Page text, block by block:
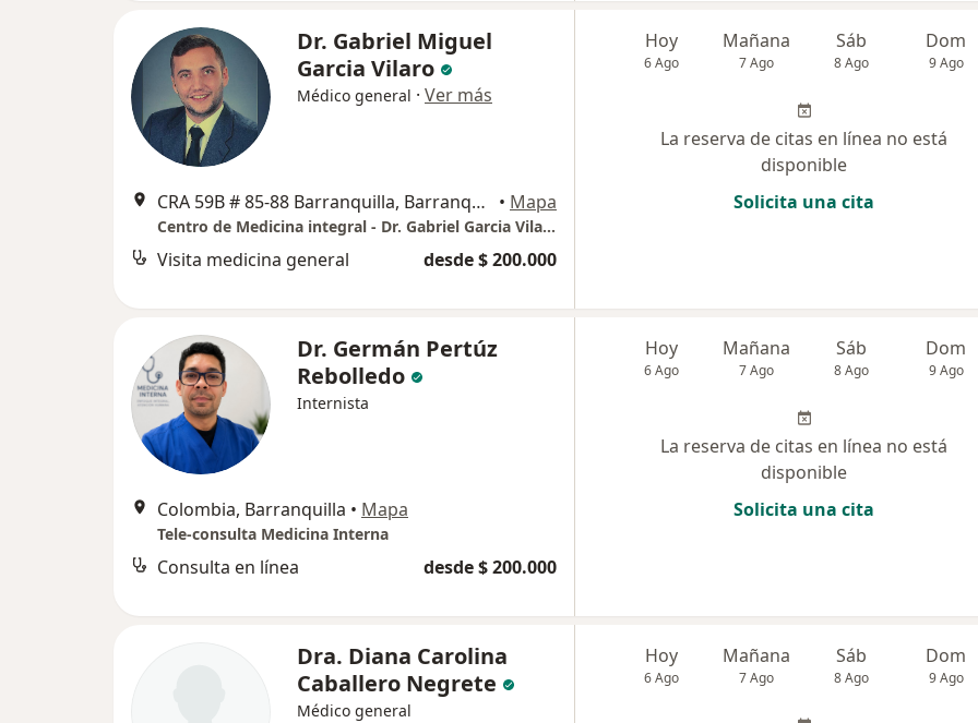
Dr. Gabriel Miguel
Garcia Vilaro
Médico general · Ver más
CRA 59B # 85-88 Barranquilla, Barranquilla • Mapa
Centro de Medicina integral - Dr. Gabriel Garcia Vilaro
Visita medicina general desde $ 200.000
Hoy
6 Ago
Mañana
7 Ago
Sáb
8 Ago
Dom
9 Ago
La reserva de citas en línea no está
disponible
Solicita una cita
Dr. Germán Pertúz
Rebolledo
Internista
Colombia, Barranquilla • Mapa
Tele-consulta Medicina Interna
Consulta en línea desde $ 200.000
Hoy
6 Ago
Mañana
7 Ago
Sáb
8 Ago
Dom
9 Ago
La reserva de citas en línea no está
disponible
Solicita una cita
Dra. Diana Carolina
Caballero Negrete
Médico general
Hoy
6 Ago
Mañana
7 Ago
Sáb
8 Ago
Dom
9 Ago